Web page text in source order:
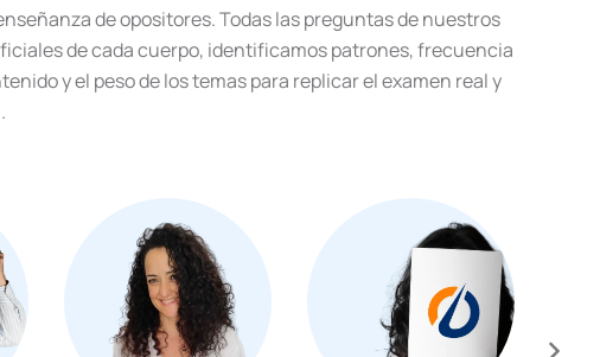
de opositores. Todas las preguntas de nuestros
de cada cuerpo, identificamos patrones, frecuencia
y el peso de los temas para replicar el examen real y